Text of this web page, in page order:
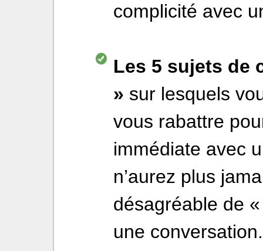
complicité avec
Les 5 sujets de
» sur lesquels
vous rabattre
immédiate avec
n’aurez plus
désagréable de
une conversation.